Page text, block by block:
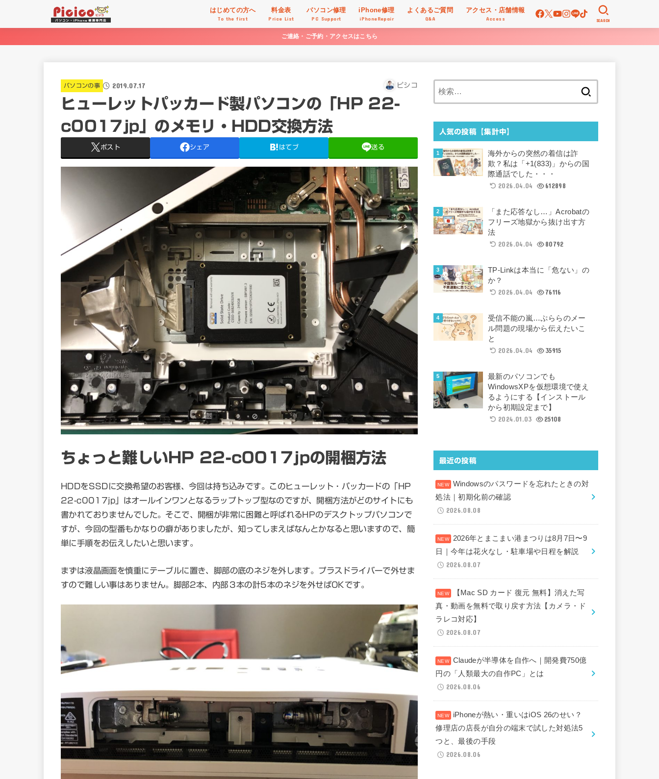
はじめての方へ
To the first
料金表
Price List
パソコン修理
PC Support
iPhone修理
iPhoneRepair
よくあるご質問
Q&A
アクセス・店舗情報
Access SEARCH
ご連絡・ご予約・アクセスはこちら
パソコンの事 2019.07.17 ピシコ
ヒューレットパッカード製パソコンの「HP 22-
c0017jp」のメモリ・HDD交換方法
ポスト シェア はてブ 送る
ちょっと難しいHP 22-c0017jpの開梱方法
HDDをSSDに交換希望のお客様、今回は持ち込みです。このヒューレット・パッカードの「HP
22-c0017jp」はオールインワンとなるラップトップ型なのですが、開梱方法がどのサイトにも
書かれておりませんでした。そこで、開梱が非常に困難と呼ばれるHPのデスクトップパソコンで
すが、今回の型番もかなりの癖がありましたが、知ってしまえばなんとかなると思いますので、簡
単に手順をお伝えしたいと思います。
まずは液晶画面を慎重にテーブルに置き、脚部の底のネジを外します。プラスドライバーで外せま
すので難しい事はありません。脚部2本、内部３本の計5本のネジを外せばOKです。
人気の投稿【集計中】
海外からの突然の着信は詐
欺？私は「+1(833)」からの国
際通話でした・・・
2026.04.04
612898
「また応答なし…」Acrobatの
フリーズ地獄から抜け出す方
法
2026.04.04
80792
TP-Linkは本当に「危ない」の
か？
2026.04.04
76116
受信不能の嵐…ぷららのメー
ル問題の現場から伝えたいこ
と
2026.04.04
35915
最新のパソコンでも
WindowsXPを仮想環境で使え
るようにする【インストール
から初期設定まで】
2024.01.03
25108
最近の投稿
Windowsのパスワードを忘れたときの対
処法｜初期化前の確認
2026.08.08
2026年とまこまい港まつりは8月7日〜9
日｜今年は花火なし・駐車場や日程を解説
2026.08.07
【Mac SD カード 復元 無料】消えた写
真・動画を無料で取り戻す方法【カメラ・ド
ラレコ対応】
2026.08.07
Claudeが半導体を自作へ｜開発費750億
円の「人類最大の自作PC」とは
2026.08.06
iPhoneが熱い・重いはiOS 26のせい？
修理店の店長が自分の端末で試した対処法5
つと、最後の手段
2026.08.06